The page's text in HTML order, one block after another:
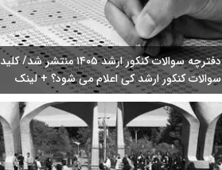
دفترچه سوالات کنکور ارشد ۱۴۰۵ منتشر شد/ کلید
سوالات کنکور ارشد کی اعلام می شود؟ + لینک